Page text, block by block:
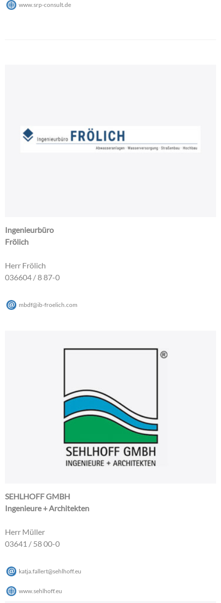
www.srp-consult.de
Ingenieurbüro
Frölich
Herr Frölich
036604 / 8 87-0
mbdf@ib-froelich.com
SEHLHOFF GMBH
Ingenieure + Architekten
Herr Müller
03641 / 58 00-0
katja.fallert@sehlhoff.eu
www.sehlhoff.eu